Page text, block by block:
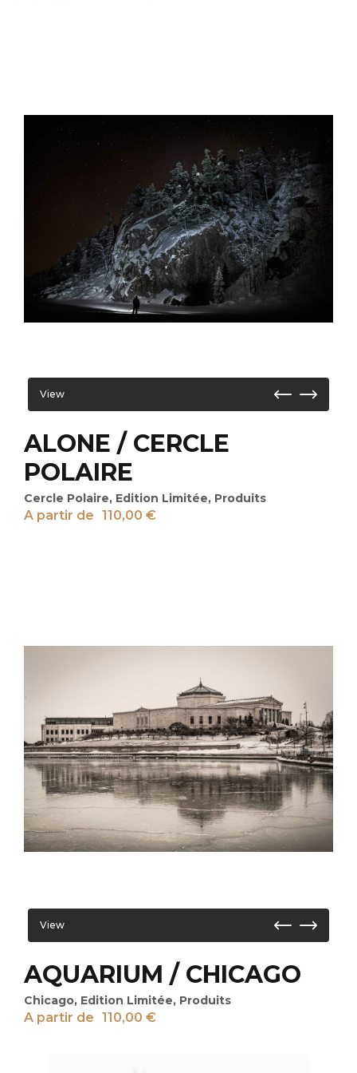
View
ALONE / CERCLE
POLAIRE
Cercle Polaire, Edition Limitée, Produits
A partir de 110,00 €
View
AQUARIUM / CHICAGO
Chicago, Edition Limitée, Produits
A partir de 110,00 €